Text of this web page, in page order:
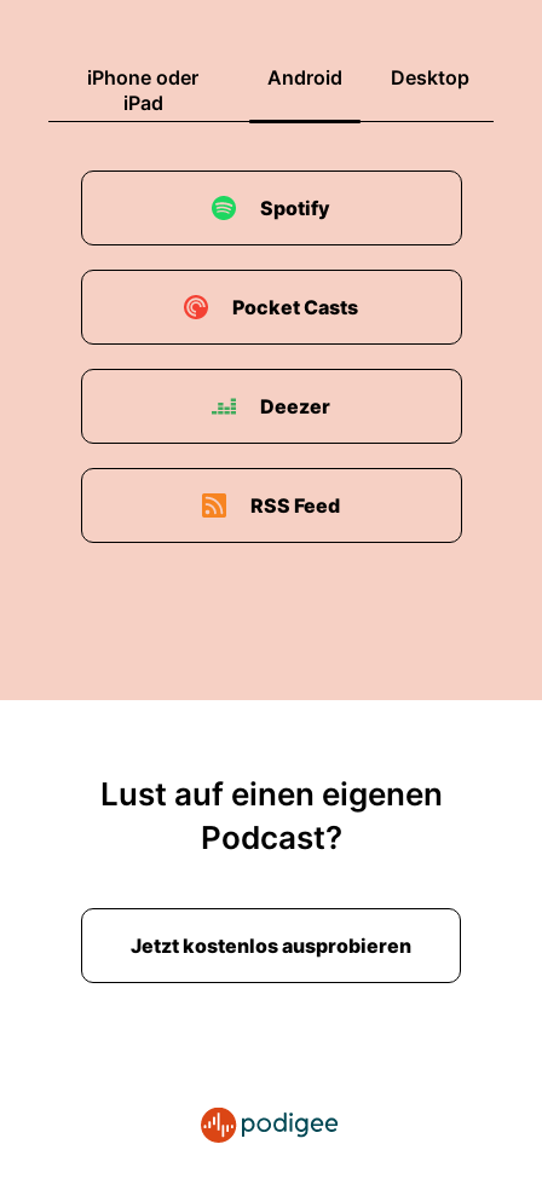
iPhone oder
iPad
Android Desktop
Spotify
Pocket Casts
Deezer
RSS Feed
Lust auf einen eigenen
Podcast?
Jetzt kostenlos ausprobieren